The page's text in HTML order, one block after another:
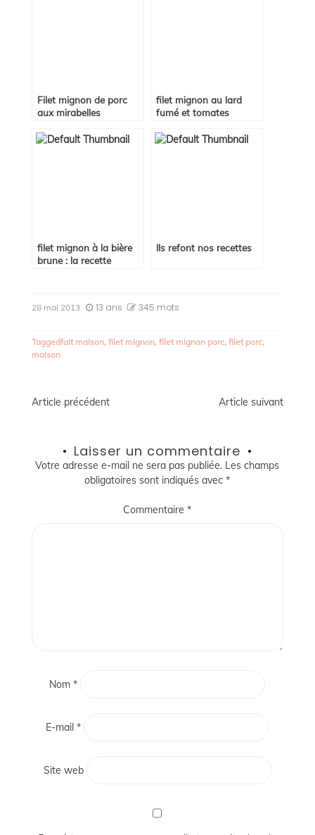
Filet mignon de porc
aux mirabelles
filet mignon au lard
fumé et tomates
filet mignon à la bière
brune : la recette
Ils refont nos recettes
28 mai 2013 13 ans 345 mots
Taggedfait maison, filet mignon, filet mignon porc, filet porc,
maison
Navigation
l’article
Article précédent Article suivant
Laisser un commentaire
Votre adresse e-mail ne sera pas publiée. Les champs
obligatoires sont indiqués avec*
Commentaire*
Nom*
E-mail*
Site web